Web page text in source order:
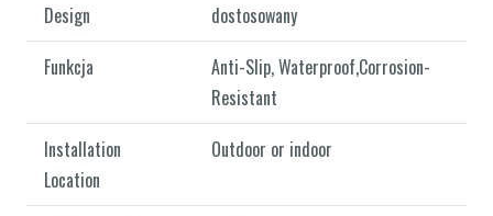
Design
dostosowany
Funkcja
Anti-Slip, Waterproof,Corrosion-
Resistant
Installation
Location
Outdoor or indoor